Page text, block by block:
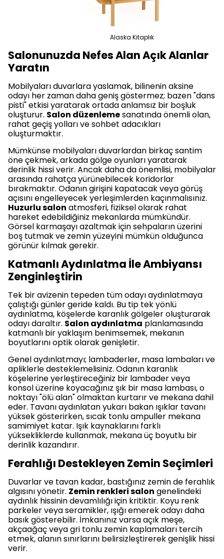
Alaska Kitaplık
Salonunuzda Nefes Alan Açık Alanlar
Yaratın
Mobilyaları duvarlara yaslamak, bilinenin aksine
odayı her zaman daha geniş göstermez; bazen "dans
pisti" etkisi yaratarak ortada anlamsız bir boşluk
oluşturur. Salon düzenlemesanatında önemli olan,
rahat geçiş yolları ve sohbet adacıkları
oluşturmaktır.
Mümkünse mobilyaları duvarlardan birkaç santim
öne çekmek, arkada gölge oyunları yaratarak
derinlik hissi verir. Ancak daha da önemlisi, mobilyalar
arasında rahatça yürünebilecek koridorlar
bırakmaktır. Odanın girişini kapatacak veya görüş
açısını engelleyecek yerleşimlerden kaçınmalısınız.
Huzurlu salon atmosferi, fiziksel olarak rahat
hareket edebildiğiniz mekanlarda mümkündür.
Görsel karmaşayı azaltmak için sehpaların üzerini
boş tutmak ve zemin yüzeyini mümkün olduğunca
görünür kılmak gerekir.
Katmanlı Aydınlatma İle Ambiyansı
Zenginleştirin
Tek bir avizenin tepeden tüm odayı aydınlatmaya
çalıştığı günler geride kaldı. Bu tip tek yönlü
aydınlatma, köşelerde karanlık gölgeler oluşturarak
odayı daraltır. Salon aydınlatma planlamasında
katmanlı bir yaklaşım benimsemek, mekanın
boyutlarını optik olarak genişletir.
Genel aydınlatmayı; lambaderler, masa lambaları ve
apliklerle desteklemelisiniz. Odanın karanlık
köşelerine yerleştireceğiniz bir lambader veya
konsol üzerine koyacağınız şık bir masa lambası, o
noktayı "ölü alan" olmaktan kurtarır ve mekana dahil
eder. Tavanı aydınlatan yukarı bakan ışıklar tavanı
yüksek gösterirken, sıcak tonlu ampuller mekana
samimiyet katar. Işık kaynaklarını farklı
yüksekliklerde kullanmak, mekana üç boyutlu bir
derinlik kazandırır.
Ferahlığı Destekleyen Zemin Seçimleri
Duvarlar ve tavan kadar, bastığınız zemin de ferahlık
algısını yönetir. Zemin renkleri salon genelindeki
aydınlık hissinin devamlılığı için kritiktir. Koyu renk
parkeler veya seramikler, ışığı emerek odayı daha
basık gösterebilir. İmkanınız varsa açık meşe,
akçaağaç veya gri tonlu zemin kaplamaları tercih
etmek, alanın sınırlarını belirsizleştirerek genişlik hissi
verir.